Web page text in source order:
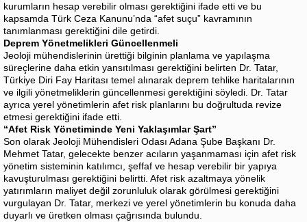
kurumların hesap verebilir olması gerektiğini ifade etti ve bu
kapsamda Türk Ceza Kanunu’nda “afet suçu” kavramının
tanımlanması gerektiğini dile getirdi.
Deprem Yönetmelikleri Güncellenmeli
Jeoloji mühendislerinin ürettiği bilginin planlama ve yapılaşma
süreçlerine daha etkin yansıtılması gerektiğini belirten Dr. Tatar,
Türkiye Diri Fay Haritası temel alınarak deprem tehlike haritalarının
ve ilgili yönetmeliklerin güncellenmesi gerektiğini söyledi. Dr. Tatar
ayrıca yerel yönetimlerin afet risk planlarını bu doğrultuda revize
etmesi gerektiğini ifade etti.
“Afet Risk Yönetiminde Yeni Yaklaşımlar Şart”
Son olarak Jeoloji Mühendisleri Odası Adana Şube Başkanı Dr.
Mehmet Tatar, gelecekte benzer acıların yaşanmaması için afet risk
yönetim sisteminin katılımcı, şeffaf ve hesap verebilir bir yapıya
kavuşturulması gerektiğini belirtti. Afet risk azaltmaya yönelik
yatırımların maliyet değil zorunluluk olarak görülmesi gerektiğini
vurgulayan Dr. Tatar, merkezi ve yerel yönetimlerin bu konuda daha
duyarlı ve üretken olması çağrısında bulundu.